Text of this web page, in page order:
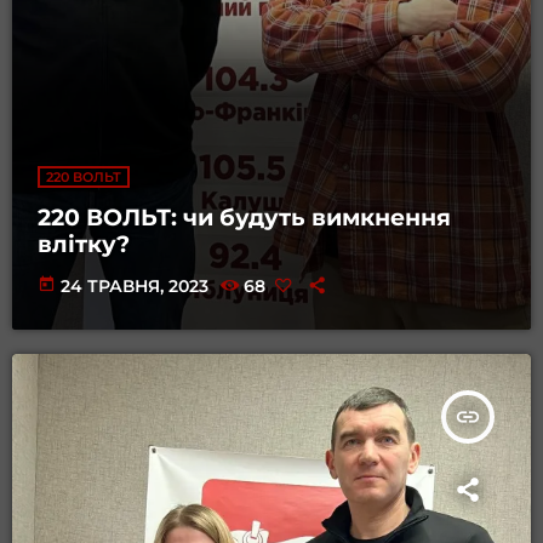
220 ВОЛЬТ
220 ВОЛЬТ: чи будуть вимкнення
влітку?
today 24 ТРАВНЯ, 2023 68
insert_link